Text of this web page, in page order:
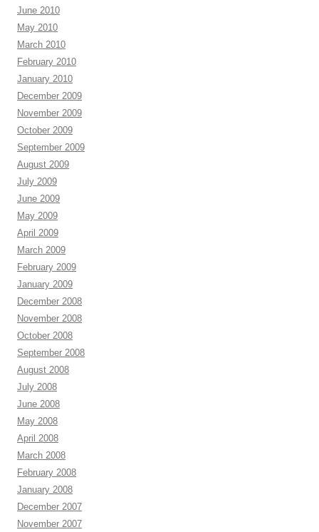
June 2010
May 2010
March 2010
February 2010
January 2010
December 2009
November 2009
October 2009
September 2009
August 2009
July 2009
June 2009
May 2009
April 2009
March 2009
February 2009
January 2009
December 2008
November 2008
October 2008
September 2008
August 2008
July 2008
June 2008
May 2008
April 2008
March 2008
February 2008
January 2008
December 2007
November 2007